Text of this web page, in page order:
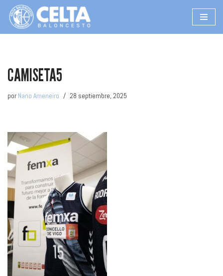
Saltar
CAMISETA5
por Nano Ameneiro 28 septiembre, 2025